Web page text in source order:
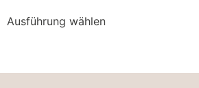
Ausführung wählen